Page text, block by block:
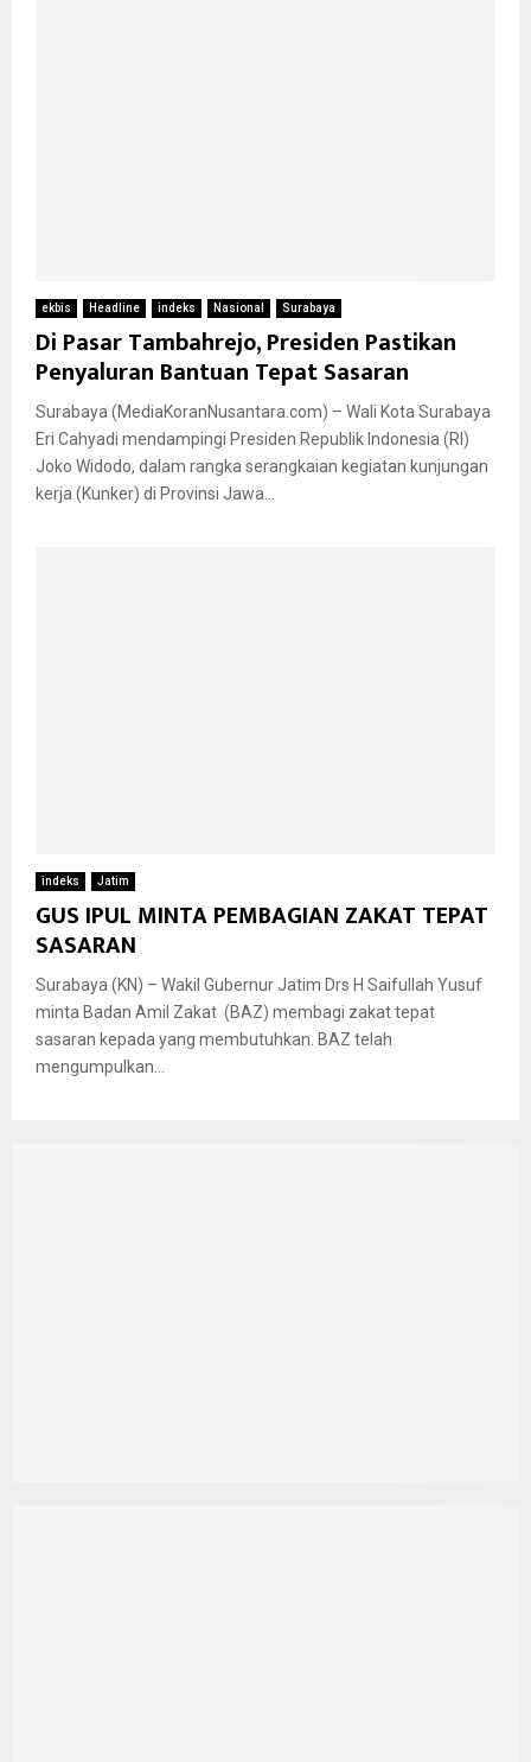
ekbis Headline indeks Nasional Surabaya
Di Pasar Tambahrejo, Presiden Pastikan
Penyaluran Bantuan Tepat Sasaran
Surabaya (MediaKoranNusantara.com) – Wali Kota Surabaya
Eri Cahyadi mendampingi Presiden Republik Indonesia (RI)
Joko Widodo, dalam rangka serangkaian kegiatan kunjungan
kerja (Kunker) di Provinsi Jawa...
indeks Jatim
GUS IPUL MINTA PEMBAGIAN ZAKAT TEPAT
SASARAN
Surabaya (KN) – Wakil Gubernur Jatim Drs H Saifullah Yusuf
minta Badan Amil Zakat (BAZ) membagi zakat tepat
sasaran kepada yang membutuhkan. BAZ telah
mengumpulkan...